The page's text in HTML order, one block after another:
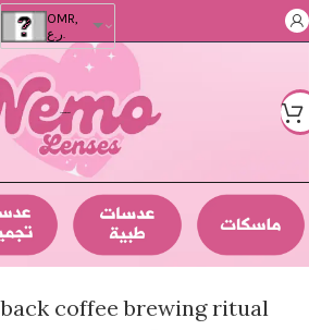
OMR,
ر.ع.
coffee brewing ritual